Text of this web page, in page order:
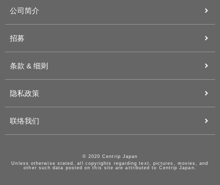
公司简介
招募
条款 & 细则
隐私政策
联络我们
© 2020 Centrip Japan
Unless otherwise stated, all copyrights regarding text, pictures, movies, and
other such data posted on this site are attributed to Centrip Japan.